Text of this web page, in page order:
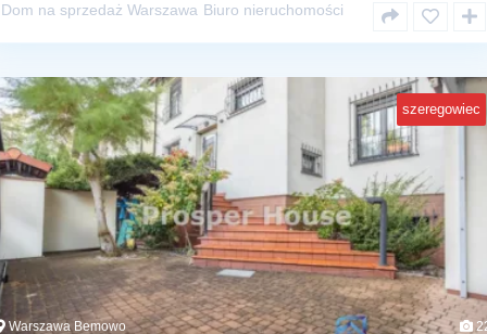
Dom na sprzedaż Warszawa Biuro nieruchomości
szeregowiec
Warszawa Bemowo